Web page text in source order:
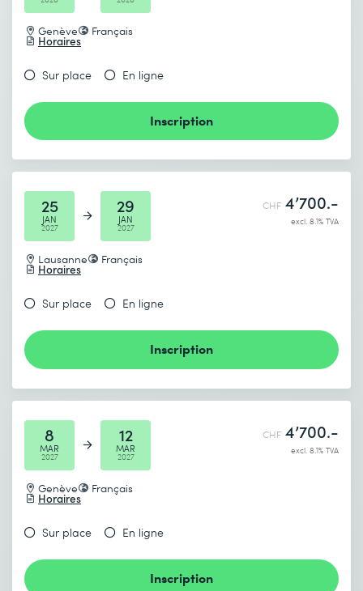
Genève Français
Horaires
Sur place En ligne
Inscription
25
JAN
2027
29
JAN
2027
Lausanne Français
Horaires
CHF 4’700.-
excl. 8.1% TVA
Sur place En ligne
Inscription
8
MAR
2027
12
MAR
2027
Genève Français
Horaires
CHF 4’700.-
excl. 8.1% TVA
Sur place En ligne
Inscription